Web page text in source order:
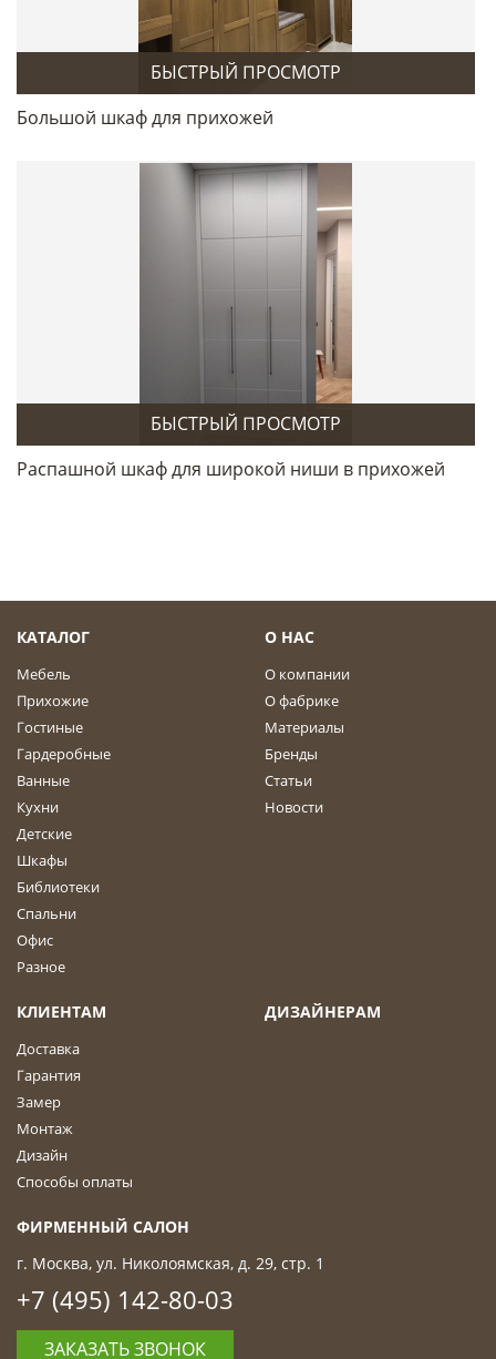
БЫСТРЫЙ ПРОСМОТР
Большой шкаф для прихожей
БЫСТРЫЙ ПРОСМОТР
Распашной шкаф для широкой ниши в прихожей
КАТАЛОГ
Мебель
Прихожие
Гостиные
Гардеробные
Ванные
Кухни
Детские
Шкафы
Библиотеки
Спальни
Офис
Разное
О НАС
О компании
О фабрике
Материалы
Бренды
Статьи
Новости
КЛИЕНТАМ
Доставка
Гарантия
Замер
Монтаж
Дизайн
Способы оплаты
ДИЗАЙНЕРАМ
ФИРМЕННЫЙ САЛОН
г. Москва, ул. Николоямская, д. 29, стр. 1
+7 (495) 142-80-03
ЗАКАЗАТЬ ЗВОНОК